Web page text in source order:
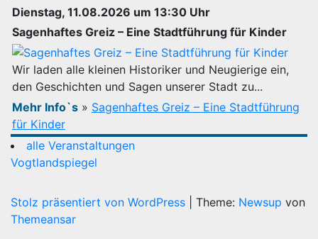
Dienstag, 11.08.2026 um 13:30 Uhr
Sagenhaftes Greiz – Eine Stadtführung für Kinder
Wir laden alle kleinen Historiker und Neugierige ein,
den Geschichten und Sagen unserer Stadt zu...
Mehr Info`s » Sagenhaftes Greiz – Eine Stadtführung
für Kinder
alle Veranstaltungen
Vogtlandspiegel
Stolz präsentiert von WordPress Theme: Newsup von
Themeansar